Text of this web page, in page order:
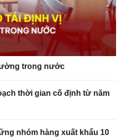
trong nước
thời gian cố định từ năm
nhóm hàng xuất khẩu 10